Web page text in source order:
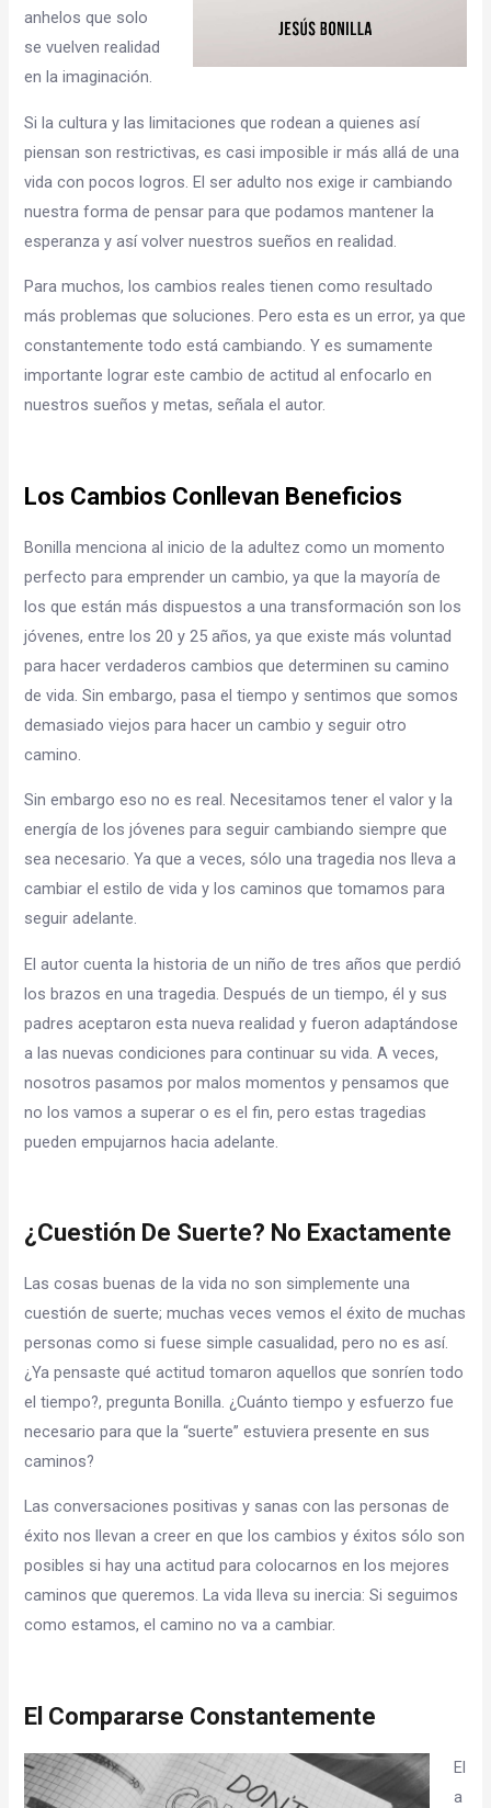
anhelos que solo
se vuelven realidad
en la imaginación.
Si la cultura y las limitaciones que rodean a quienes así
piensan son restrictivas, es casi imposible ir más allá de una
vida con pocos logros. El ser adulto nos exige ir cambiando
nuestra forma de pensar para que podamos mantener la
esperanza y así volver nuestros sueños en realidad.
Para muchos, los cambios reales tienen como resultado
más problemas que soluciones. Pero esta es un error, ya que
constantemente todo está cambiando. Y es sumamente
importante lograr este cambio de actitud al enfocarlo en
nuestros sueños y metas, señala el autor.
Los Cambios Conllevan Beneficios
Bonilla menciona al inicio de la adultez como un momento
perfecto para emprender un cambio, ya que la mayoría de
los que están más dispuestos a una transformación son los
jóvenes, entre los 20 y 25 años, ya que existe más voluntad
para hacer verdaderos cambios que determinen su camino
de vida. Sin embargo, pasa el tiempo y sentimos que somos
demasiado viejos para hacer un cambio y seguir otro
camino.
Sin embargo eso no es real. Necesitamos tener el valor y la
energía de los jóvenes para seguir cambiando siempre que
sea necesario. Ya que a veces, sólo una tragedia nos lleva a
cambiar el estilo de vida y los caminos que tomamos para
seguir adelante.
El autor cuenta la historia de un niño de tres años que perdió
los brazos en una tragedia. Después de un tiempo, él y sus
padres aceptaron esta nueva realidad y fueron adaptándose
a las nuevas condiciones para continuar su vida. A veces,
nosotros pasamos por malos momentos y pensamos que
no los vamos a superar o es el fin, pero estas tragedias
pueden empujarnos hacia adelante.
¿Cuestión De Suerte? No Exactamente
Las cosas buenas de la vida no son simplemente una
cuestión de suerte; muchas veces vemos el éxito de muchas
personas como si fuese simple casualidad, pero no es así.
¿Ya pensaste qué actitud tomaron aquellos que sonríen todo
el tiempo?, pregunta Bonilla. ¿Cuánto tiempo y esfuerzo fue
necesario para que la “suerte” estuviera presente en sus
caminos?
Las conversaciones positivas y sanas con las personas de
éxito nos llevan a creer en que los cambios y éxitos sólo son
posibles si hay una actitud para colocarnos en los mejores
caminos que queremos. La vida lleva su inercia: Si seguimos
como estamos, el camino no va a cambiar.
El Compararse Constantemente
El
a